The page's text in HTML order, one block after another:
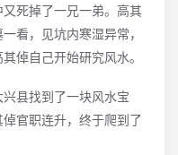
死掉了一兄一弟。高其
看，见坑内寒湿异常，
倬自己开始研究风水。
县找到了一块风水宝
官职连升，终于爬到了